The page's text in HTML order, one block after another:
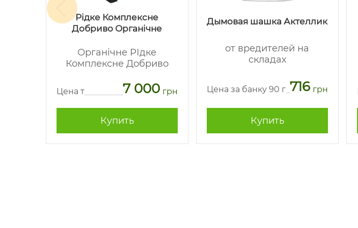
Рідке Комплексне
Добриво Органічне
Органічне РІдке
Комплексне Добриво
Цена т 7 000 грн
Купить
Дымовая шашка Актеллик
от вредителей на
складах
Цена за банку 90 г 716 грн
Купить